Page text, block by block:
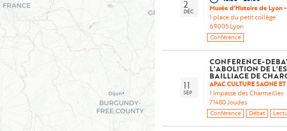
2
DÉC
Musée d'Histoire de Lyon
1 place du petit collège
69005 Lyon
Conférence
11
SEP
CONFERENCE-
L'ABOLITION DE
BAILLIAGE DE
APAC CULTURE SAONE
1 Impasse des Charmeilles
71480 Joudes
Conférence Débat